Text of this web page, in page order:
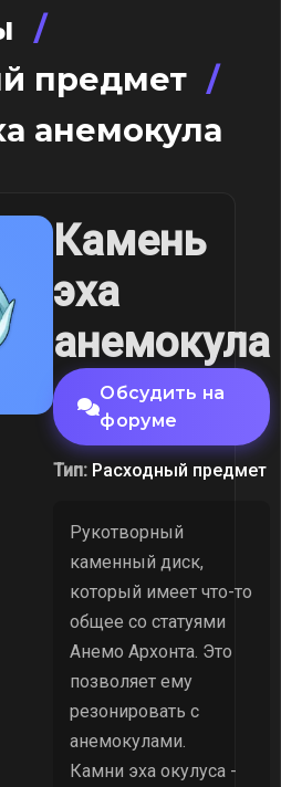
/
предмет /
анемокула
Камень
эха
анемокула
Обсудить на
форуме
Тип: Расходный предмет
Рукотворный
каменный диск,
который имеет что-то
общее со статуями
Анемо Архонта. Это
позволяет ему
резонировать с
анемокулами.
Камни эха окулуса -